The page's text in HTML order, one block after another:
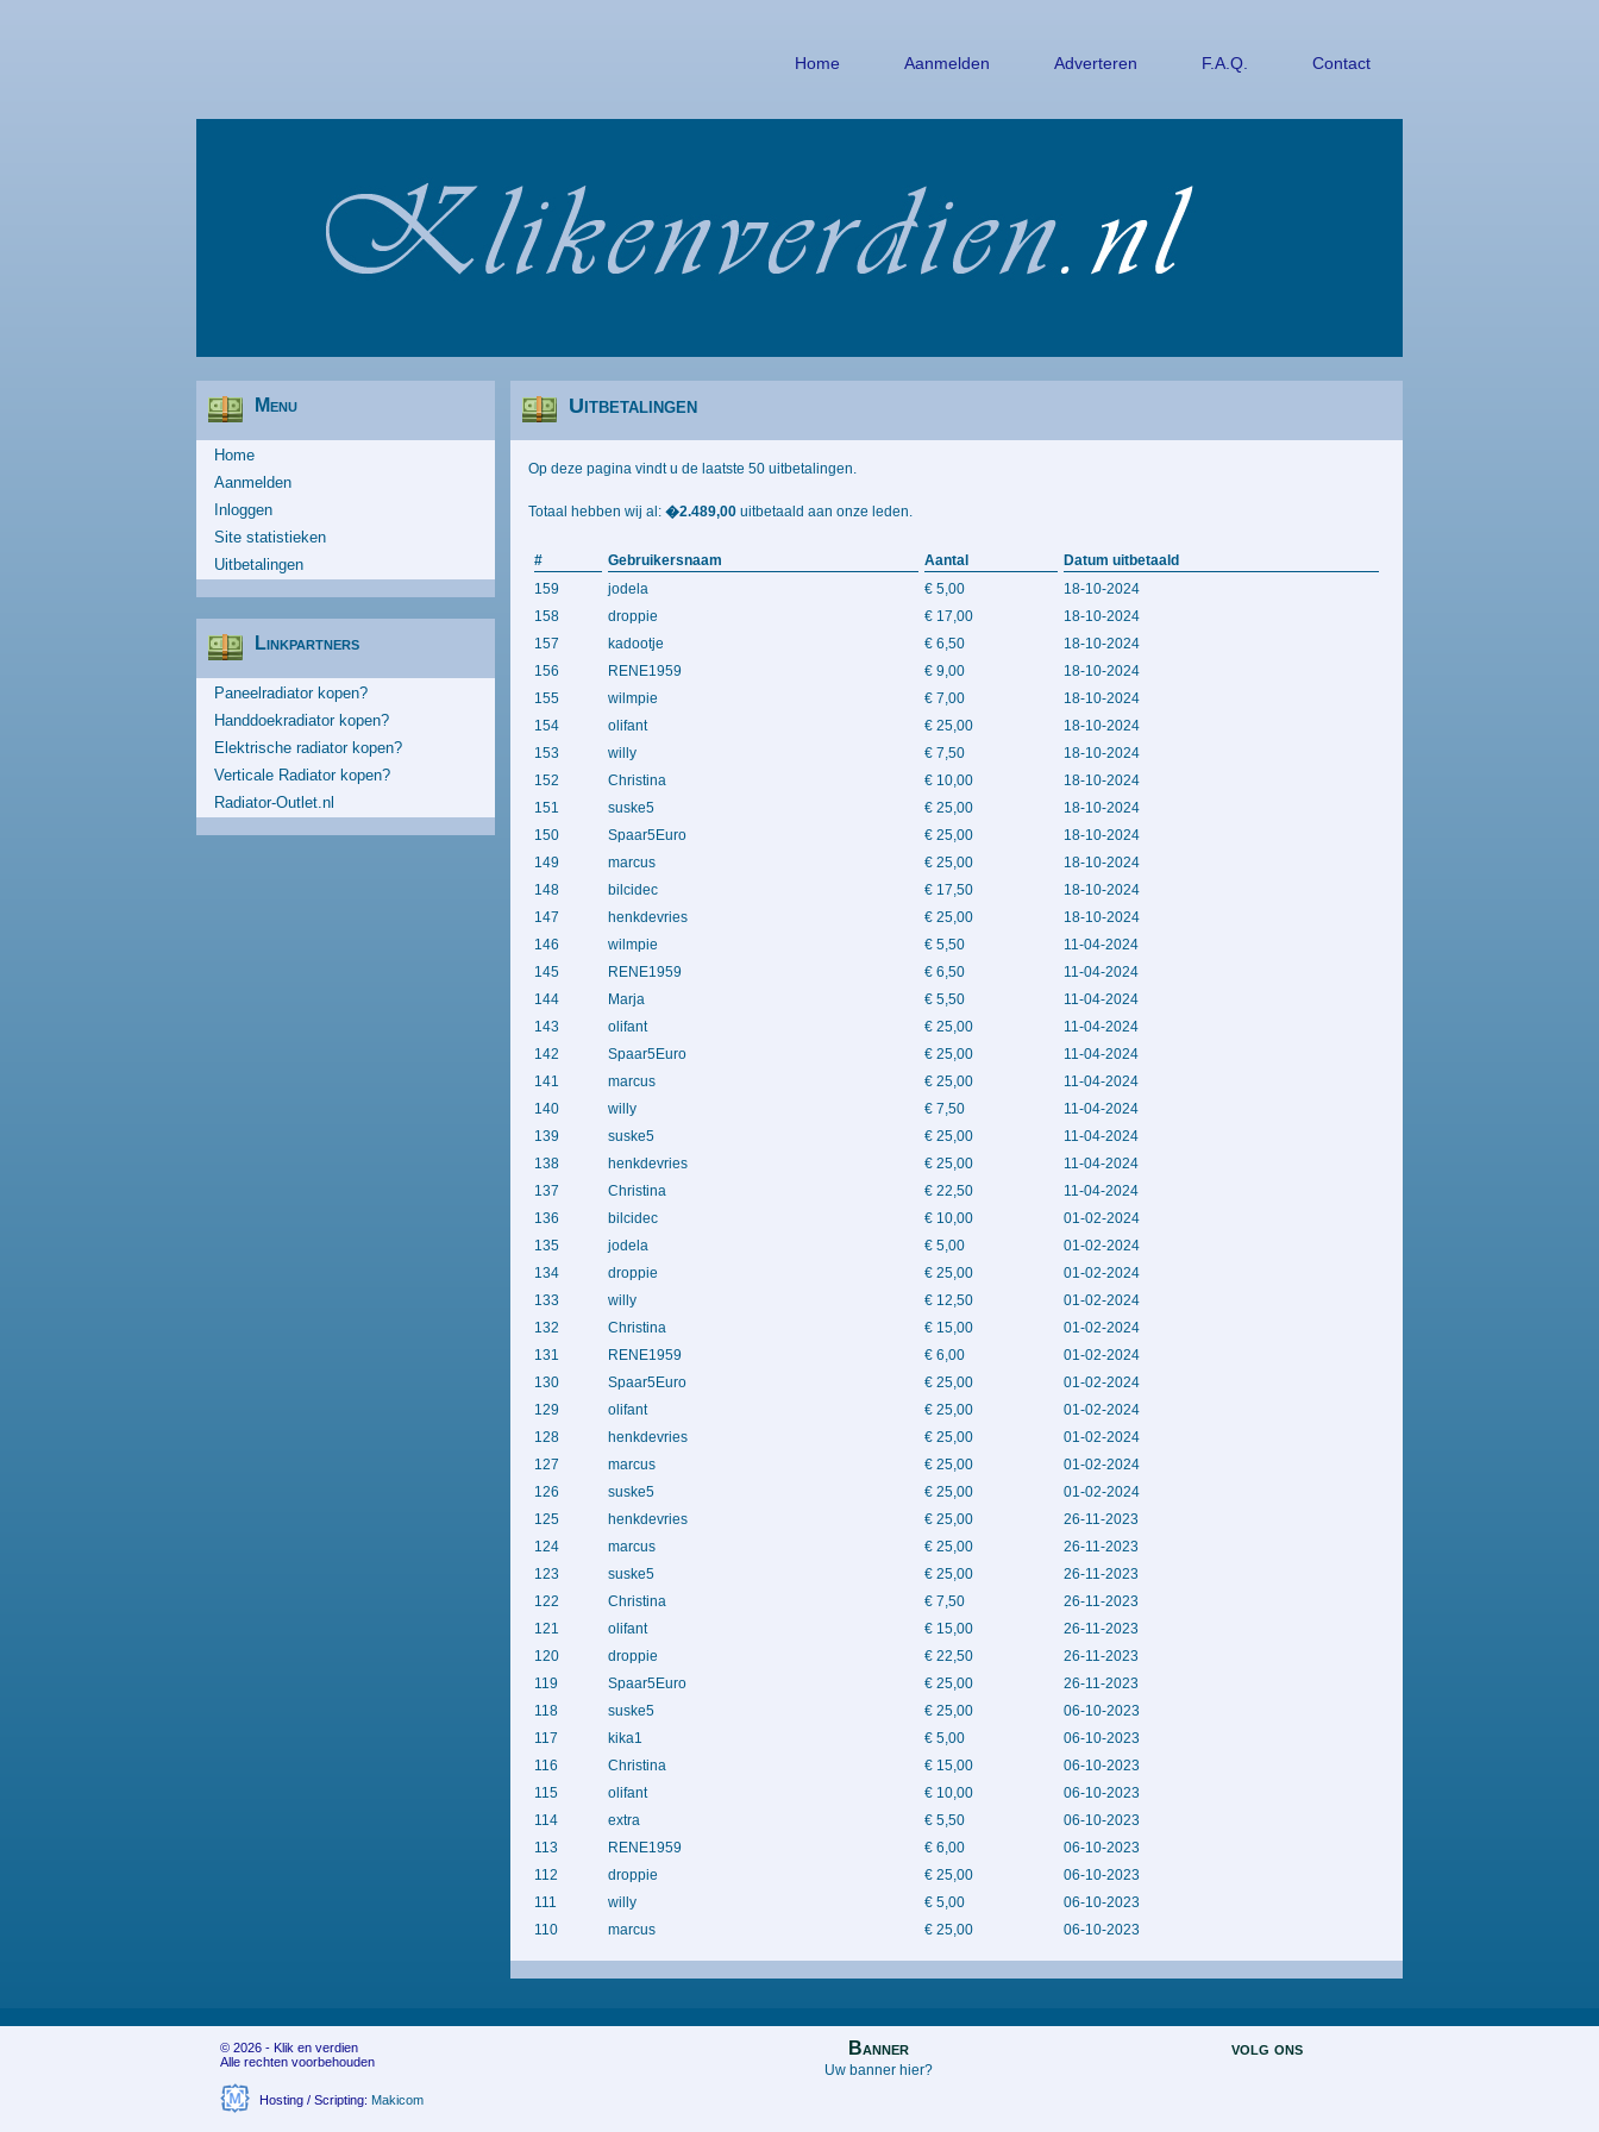
Home Aanmelden Adverteren F.A.Q. Contact
Uitbetalingen
Op deze pagina vindt u de laatste 50 uitbetalingen.
Totaal hebben wij al: �2.489,00 uitbetaald aan onze leden.
# Gebruikersnaam Aantal
Datum uitbetaald
159
jodela € 5,00
18-10-2024
158
droppie € 17,00
18-10-2024
157
kadootje € 6,50
18-10-2024
156
RENE1959 € 9,00
18-10-2024
155
wilmpie € 7,00
18-10-2024
154
olifant € 25,00
18-10-2024
153
willy € 7,50
18-10-2024
152
Christina € 10,00
18-10-2024
151
suske5 € 25,00
18-10-2024
150
Spaar5Euro € 25,00
18-10-2024
149
marcus € 25,00
18-10-2024
148
bilcidec € 17,50
18-10-2024
147
henkdevries € 25,00
18-10-2024
146
wilmpie € 5,50
11-04-2024
145
RENE1959 € 6,50
11-04-2024
144
Marja € 5,50
11-04-2024
143
olifant € 25,00
11-04-2024
142
Spaar5Euro € 25,00
11-04-2024
141
marcus € 25,00
11-04-2024
140
willy € 7,50
11-04-2024
139
suske5 € 25,00
11-04-2024
138
henkdevries € 25,00
11-04-2024
137
Christina € 22,50
11-04-2024
136
bilcidec € 10,00
01-02-2024
135
jodela € 5,00
01-02-2024
134
droppie € 25,00
01-02-2024
133
willy € 12,50
01-02-2024
132
Christina € 15,00
01-02-2024
131
RENE1959 € 6,00
01-02-2024
130
Spaar5Euro € 25,00
01-02-2024
129
olifant € 25,00
01-02-2024
128
henkdevries € 25,00
01-02-2024
127
marcus € 25,00
01-02-2024
126
suske5 € 25,00
01-02-2024
125
henkdevries € 25,00
26-11-2023
124
marcus € 25,00
26-11-2023
123
suske5 € 25,00
26-11-2023
122
Christina € 7,50
26-11-2023
121
olifant € 15,00
26-11-2023
120
droppie € 22,50
26-11-2023
119
Spaar5Euro € 25,00
26-11-2023
118
suske5 € 25,00
06-10-2023
117
kika1 € 5,00
06-10-2023
116
Christina € 15,00
06-10-2023
115
olifant € 10,00
06-10-2023
114
extra € 5,50
06-10-2023
113
RENE1959 € 6,00
06-10-2023
112
droppie € 25,00
06-10-2023
111
willy € 5,00
06-10-2023
110
marcus € 25,00 06-10-2023
Menu
Home
Aanmelden
Inloggen
Site statistieken
Uitbetalingen
Linkpartners
Paneelradiator kopen?
Handdoekradiator kopen?
Elektrische radiator kopen?
Verticale Radiator kopen?
Radiator-Outlet.nl
© 2026 - Klik en verdien
Alle rechten voorbehouden
Hosting / Scripting: Makicom
Banner
Uw banner hier?
volg ons